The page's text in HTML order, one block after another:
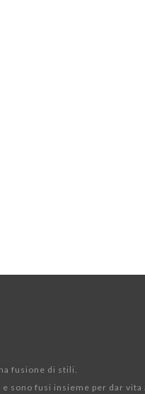
fusione di stili.
sono fusi insieme per dar vita